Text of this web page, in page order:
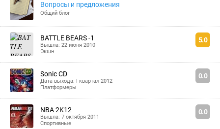
Вопросы и предложения
Общий блог
BATTLE BEARS -1
Вышла: 22 июня 2010
Экшн
5.0
Sonic CD
Дата выхода: I квартал 2012
Платформеры
0.0
NBA 2K12
Вышла: 7 октября 2011
Спортивные
0.0